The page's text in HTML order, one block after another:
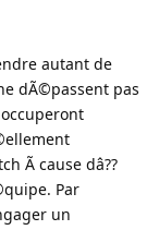
autant de
dÃ©passent pas
Ã cause dâ??
Par
un